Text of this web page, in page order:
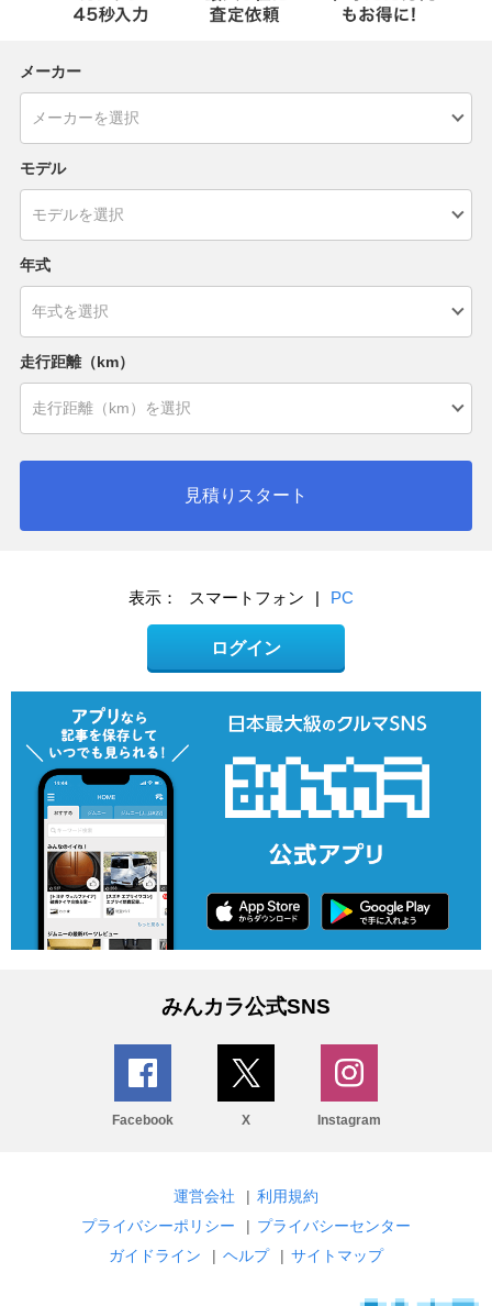
メーカー
モデル
年式
走行距離（km）
見積りスタート
表示： スマートフォン | PC
ログイン
みんカラ公式SNS
Facebook X Instagram
運営会社 | 利用規約
プライバシーポリシー
| プライバシーセンター
ガイドライン
| ヘルプ | サイトマップ